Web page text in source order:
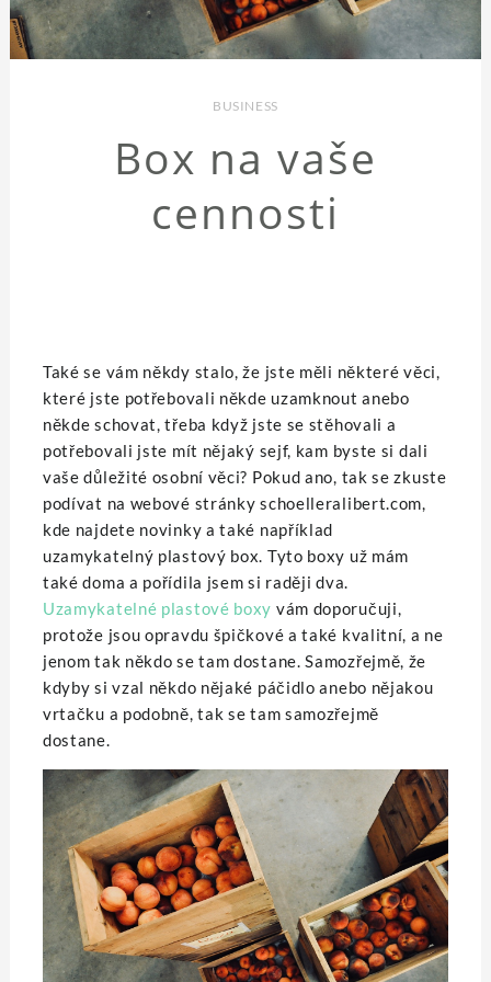
BUSINESS
Box na vaše
cennosti
Také se vám někdy stalo, že jste měli některé věci,
které jste potřebovali někde uzamknout anebo
někde schovat, třeba když jste se stěhovali a
potřebovali jste mít nějaký sejf, kam byste si dali
vaše důležité osobní věci? Pokud ano, tak se zkuste
podívat na webové stránky schoelleralibert.com,
kde najdete novinky a také například
uzamykatelný plastový box. Tyto boxy už mám
také doma a pořídila jsem si raději dva.
Uzamykatelné plastové boxy vám doporučuji,
protože jsou opravdu špičkové a také kvalitní, a ne
jenom tak někdo se tam dostane. Samozřejmě, že
kdyby si vzal někdo nějaké páčidlo anebo nějakou
vrtačku a podobně, tak se tam samozřejmě
dostane.